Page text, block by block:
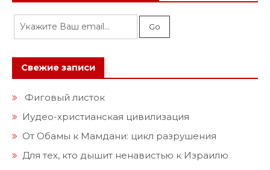
Свежие записи
Фиговый листок
Иудео-христианская цивилизация
От Обамы к Мамдани: цикл разрушения
Для тех, кто дышит ненавистью к Израилю